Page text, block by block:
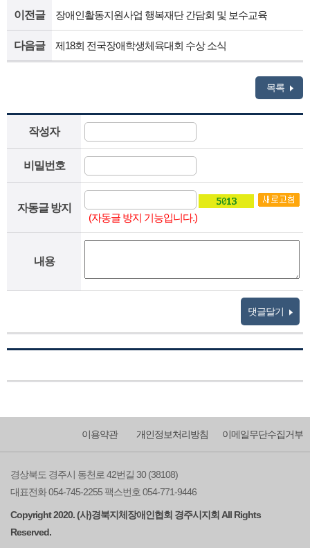
이전글 장애인활동지원사업 행복재단 간담회 및 보수교육
다음글 제18회 전국장애학생체육대회 수상 소식
목록
작성자
비밀번호
자동글 방지
(자동글 방지 기능입니다.)
내용
댓글달기
이메일무단수집거부
개인정보처리방침
이용약관
경상북도 경주시 동천로 42번길 30 (38108)
대표전화 054-745-2255 팩스번호 054-771-9446
Copyright 2020. (사)경북지체장애인협회 경주시지회 All Rights
Reserved.